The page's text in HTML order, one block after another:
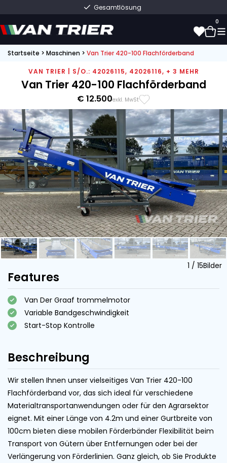
Gesamtlösung
0
Startseite > Maschinen > Van Trier 420-100 Flachförderband
VAN TRIER | S/O.: 42026115, 42026116, + 3 MEHR
Van Trier 420-100 Flachförderband
€ 12.500exkl. MwSt
1 / 15Bilder
Features
Van Der Graaf trommelmotor
Variable Bandgeschwindigkeit
Start-Stop Kontrolle
Beschreibung
Wir stellen Ihnen unser vielseitiges Van Trier 420-100
Flachförderband vor, das sich ideal für verschiedene
Materialtransportanwendungen oder für den Agrarsektor
eignet. Mit einer Länge von 4.2m und einer Gurtbreite von
100cm bieten diese mobilen Förderbänder Flexibilität beim
Transport von Gütern über Entfernungen oder bei der
Verlängerung von Förderlinien. Ganz gleich, ob Sie Produkte